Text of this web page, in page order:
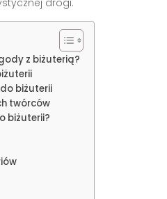
drogi.
z biżuterią?
biżuterii
twórców
biżuterii?